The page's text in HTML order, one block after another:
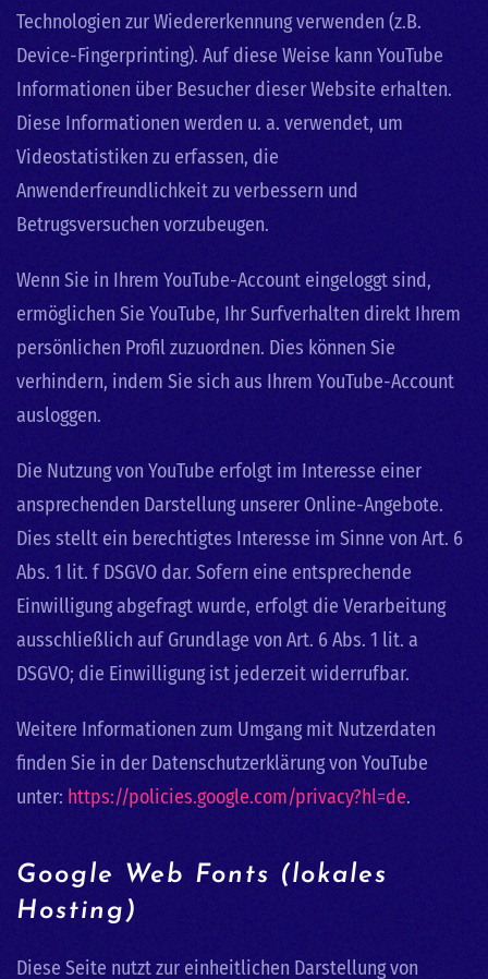
Technologien zur Wiedererkennung verwenden (z.B.
Device-Fingerprinting). Auf diese Weise kann YouTube
Informationen über Besucher dieser Website erhalten.
Diese Informationen werden u. a. verwendet, um
Videostatistiken zu erfassen, die
Anwenderfreundlichkeit zu verbessern und
Betrugsversuchen vorzubeugen.
Wenn Sie in Ihrem YouTube-Account eingeloggt sind,
ermöglichen Sie YouTube, Ihr Surfverhalten direkt Ihrem
persönlichen Profil zuzuordnen. Dies können Sie
verhindern, indem Sie sich aus Ihrem YouTube-Account
ausloggen.
Die Nutzung von YouTube erfolgt im Interesse einer
ansprechenden Darstellung unserer Online-Angebote.
Dies stellt ein berechtigtes Interesse im Sinne von Art. 6
Abs. 1 lit. f DSGVO dar. Sofern eine entsprechende
Einwilligung abgefragt wurde, erfolgt die Verarbeitung
ausschließlich auf Grundlage von Art. 6 Abs. 1 lit. a
DSGVO; die Einwilligung ist jederzeit widerrufbar.
Weitere Informationen zum Umgang mit Nutzerdaten
finden Sie in der Datenschutzerklärung von YouTube
unter: https://policies.google.com/privacy?hl=de.
Google Web Fonts (lokales
Hosting)
Diese Seite nutzt zur einheitlichen Darstellung von